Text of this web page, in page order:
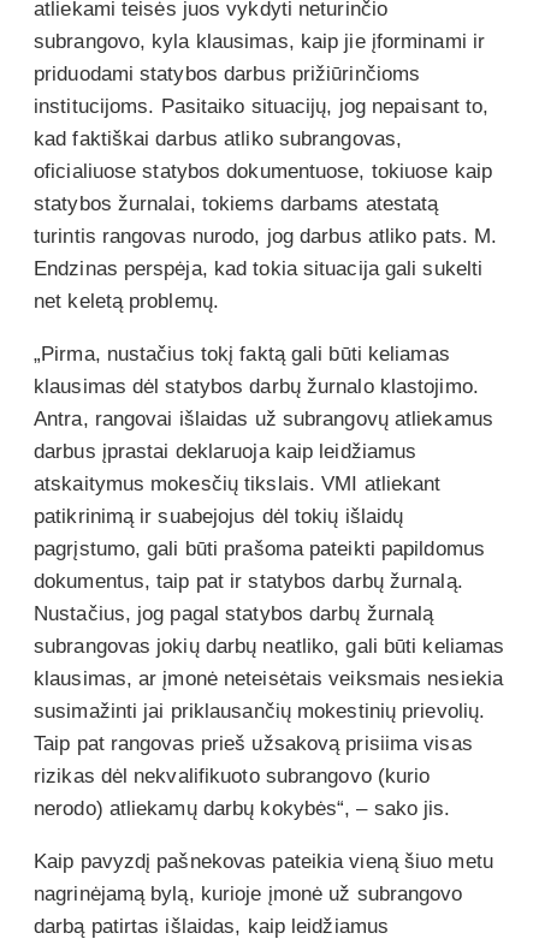
atliekami teisės juos vykdyti neturinčio
subrangovo, kyla klausimas, kaip jie įforminami ir
priduodami statybos darbus prižiūrinčioms
institucijoms. Pasitaiko situacijų, jog nepaisant to,
kad faktiškai darbus atliko subrangovas,
oficialiuose statybos dokumentuose, tokiuose kaip
statybos žurnalai, tokiems darbams atestatą
turintis rangovas nurodo, jog darbus atliko pats. M.
Endzinas perspėja, kad tokia situacija gali sukelti
net keletą problemų.
„Pirma, nustačius tokį faktą gali būti keliamas
klausimas dėl statybos darbų žurnalo klastojimo.
Antra, rangovai išlaidas už subrangovų atliekamus
darbus įprastai deklaruoja kaip leidžiamus
atskaitymus mokesčių tikslais. VMI atliekant
patikrinimą ir suabejojus dėl tokių išlaidų
pagrįstumo, gali būti prašoma pateikti papildomus
dokumentus, taip pat ir statybos darbų žurnalą.
Nustačius, jog pagal statybos darbų žurnalą
subrangovas jokių darbų neatliko, gali būti keliamas
klausimas, ar įmonė neteisėtais veiksmais nesiekia
susimažinti jai priklausančių mokestinių prievolių.
Taip pat rangovas prieš užsakovą prisiima visas
rizikas dėl nekvalifikuoto subrangovo (kurio
nerodo) atliekamų darbų kokybės“, – sako jis.
Kaip pavyzdį pašnekovas pateikia vieną šiuo metu
nagrinėjamą bylą, kurioje įmonė už subrangovo
darbą patirtas išlaidas, kaip leidžiamus